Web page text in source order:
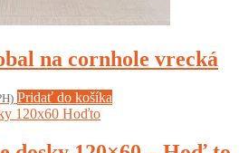
na cornhole vrecká
Pridať do košíka